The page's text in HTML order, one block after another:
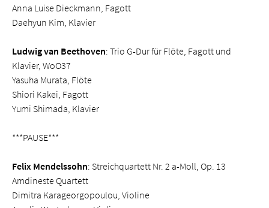
Anna Luise Dieckmann, Fagott
Daehyun Kim, Klavier
Ludwig van Beethoven: Trio G-Dur für Flöte, Fagott und
Klavier, WoO37
Yasuha Murata, Flöte
Shiori Kakei, Fagott
Yumi Shimada, Klavier
***PAUSE***
Felix Mendelssohn: Streichquartett Nr. 2 a-Moll, Op. 13
Amdineste Quartett
Dimitra Karageorgopoulou, Violine